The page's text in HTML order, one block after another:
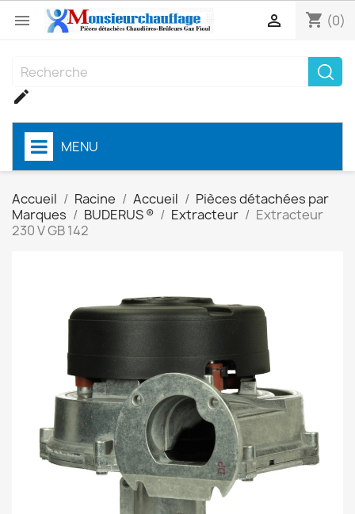
 shopping_cart (0)


MENU
Accueil Racine Accueil
Pièces détachées par
Marques
BUDERUS ® Extracteur
Extracteur
230 V GB 142